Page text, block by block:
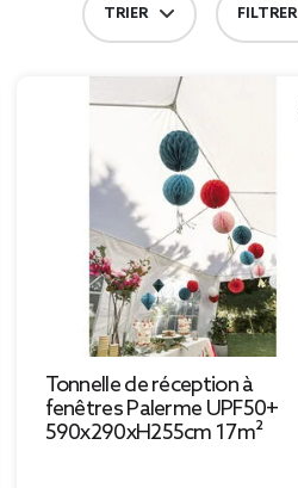
TRIER FILTRER
Tonnelle de réception à
fenêtres Palerme UPF50+
590x290xH255cm 17m²